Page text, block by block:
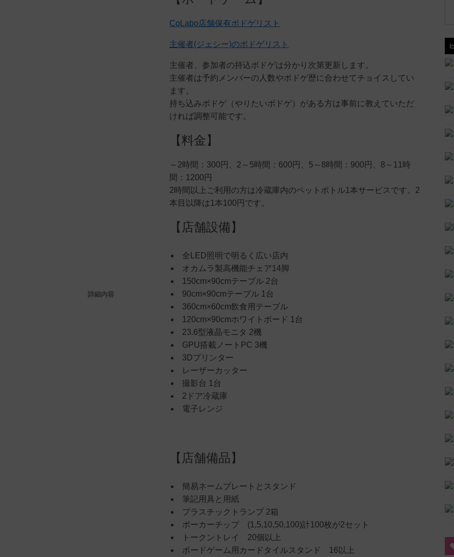
詳細内容
CoLabo店舗保有ボドゲリスト
主催者(ジェシー)のボドゲリスト
主催者、参加者の持込ボドゲは分かり次第更新します。
主催者は予約メンバーの人数やボドゲ歴に合わせてチョイスしてい
ます。
持ち込みボドゲ（やりたいボドゲ）がある方は事前に教えていただ
ければ調整可能です。
【料金】
～2時間：300円、2～5時間：600円、5～8時間：900円、8～11時
間：1200円
2時間以上ご利用の方は冷蔵庫内のペットボトル1本サービスです。2
本目以降は1本100円です。
【店舗設備】
全LED照明で明るく広い店内
オカムラ製高機能チェア14脚
150cm×90cmテーブル 2台
90cm×90cmテーブル 1台
360cm×60cm飲食用テーブル
120cm×90cmホワイトボード 1台
23.6型液晶モニタ 2機
GPU搭載ノートPC 3機
3Dプリンター
レーザーカッター
撮影台 1台
2ドア冷蔵庫
電子レンジ
【店舗備品】
簡易ネームプレートとスタンド
筆記用具と用紙
プラスチックトランプ 2箱
ポーカーチップ (1,5,10,50,100)計100枚が2セット
トークントレイ 20個以上
ボードゲーム用カードタイルスタンド 16以上